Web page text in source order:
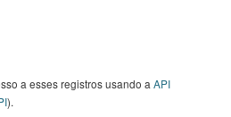
a esses registros usando a API
).